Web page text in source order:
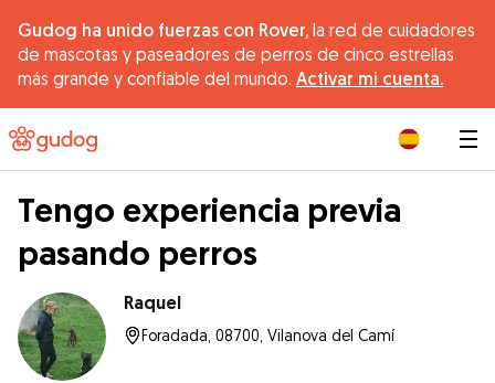
Gudog ha unido fuerzas con Rover, la red de cuidadores
de mascotas y paseadores de perros de cinco estrellas
más grande y confiable del mundo. Activar mi cuenta.
Tengo experiencia previa
pasando perros
Raquel
Foradada, 08700, Vilanova del Camí